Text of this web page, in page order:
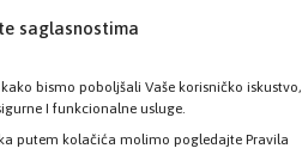
saglasnostima
bismo poboljšali Vaše korisničko iskustvo,
I funkcionalne usluge.
putem kolačića molimo pogledajte Pravila